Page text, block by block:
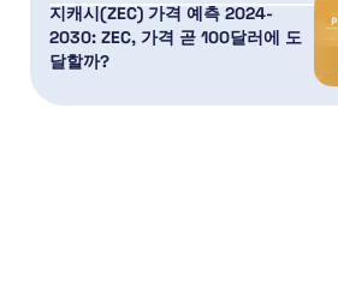
지캐시(ZEC) 가격 예측 2024-
2030: ZEC, 가격 곧 100달러에 도
달할까?